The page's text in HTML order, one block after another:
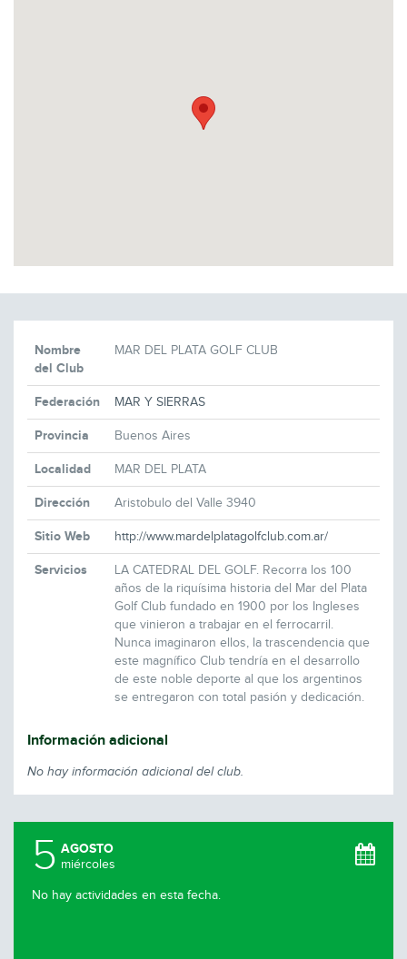
Nombre
del Club
MAR DEL PLATA GOLF CLUB
Federación MAR Y SIERRAS
Provincia Buenos Aires
Localidad MAR DEL PLATA
Dirección Aristobulo del Valle 3940
Sitio Web http://www.mardelplatagolfclub.com.ar/
Servicios
LA CATEDRAL DEL GOLF. Recorra los 100
años de la riquísima historia del Mar del Plata
Golf Club fundado en 1900 por los Ingleses
que vinieron a trabajar en el ferrocarril.
Nunca imaginaron ellos, la trascendencia que
este magnífico Club tendría en el desarrollo
de este noble deporte al que los argentinos
se entregaron con total pasión y dedicación.
Información adicional
No hay información adicional del club.
5 AGOSTO
miércoles
No hay actividades en esta fecha.